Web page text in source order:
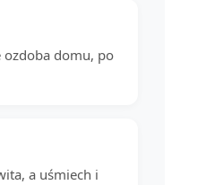
ozdoba domu, po
a uśmiech i